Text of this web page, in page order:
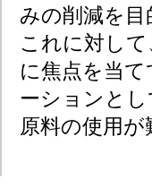
みの削減を
これに対し
に焦点を当
ーションと
原料の使用